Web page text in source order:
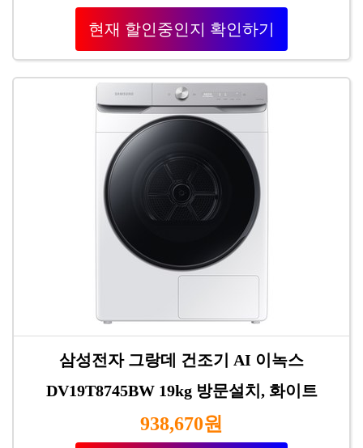
현재 할인중인지 확인하기
삼성전자 그랑데 건조기 AI 이녹스
DV19T8745BW 19kg 방문설치, 화이트
938,670원